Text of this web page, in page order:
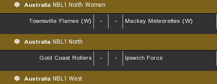
Australia NBL1 North Women
Townsville Flames (W)
- - Mackay Meteorettes (W)
Australia NBL1 North
Gold Coast Rollers
- - Ipswich Force
Australia NBL1 West